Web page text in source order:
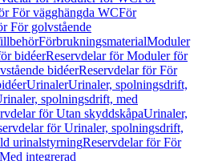
För vägghängda WCFör
För golvstående
FörbrukningsmaterialModuler
bidéerReservdelar för Moduler för
bidéerReservdelar för För
UrinalerUrinaler, spolningsdrift,
spolningsdrift, med
för Utan skyddskåpaUrinaler,
för Urinaler, spolningsdrift,
urinalstyrningReservdelar för För
Med integrerad